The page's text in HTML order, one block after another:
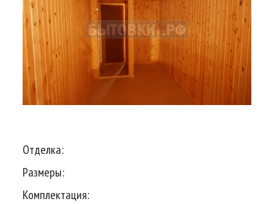
Отделка:
Размеры:
Комплектация: